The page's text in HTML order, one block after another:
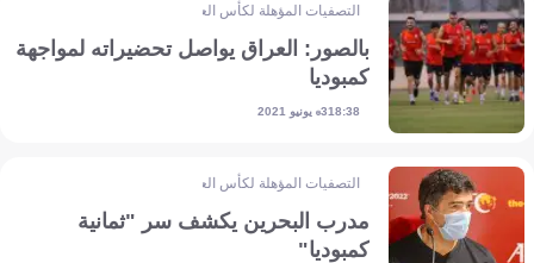
التصفيات المؤهلة لكأس العالم - آسيا
بالصور: العراق يواصل تحضيراته لمواجهة
كمبوديا
18:383 يونيو 2021
التصفيات المؤهلة لكأس العالم - آسيا
مدرب البحرين يكشف سر "ثمانية
كمبوديا"